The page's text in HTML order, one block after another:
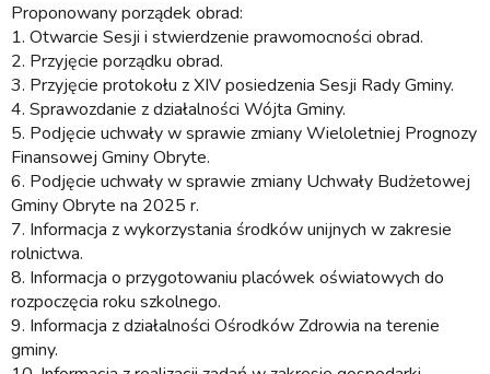
Proponowany porządek obrad:
1. Otwarcie Sesji i stwierdzenie prawomocności obrad.
2. Przyjęcie porządku obrad.
3. Przyjęcie protokołu z XIV posiedzenia Sesji Rady Gminy.
4. Sprawozdanie z działalności Wójta Gminy.
5. Podjęcie uchwały w sprawie zmiany Wieloletniej Prognozy
Finansowej Gminy Obryte.
6. Podjęcie uchwały w sprawie zmiany Uchwały Budżetowej
Gminy Obryte na 2025 r.
7. Informacja z wykorzystania środków unijnych w zakresie
rolnictwa.
8. Informacja o przygotowaniu placówek oświatowych do
rozpoczęcia roku szkolnego.
9. Informacja z działalności Ośrodków Zdrowia na terenie
gminy.